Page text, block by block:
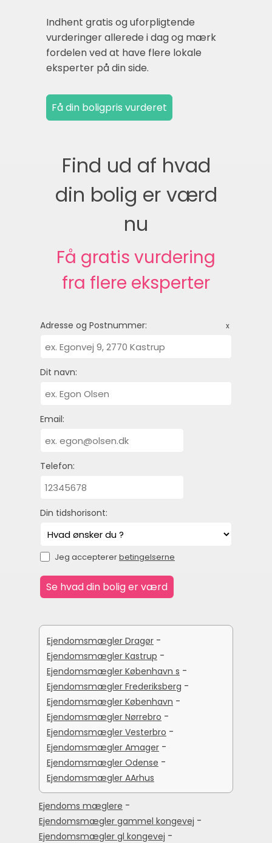
Indhent gratis og uforpligtende
vurderinger allerede i dag og mærk
fordelen ved at have flere lokale
eksperter på din side.
Find ud af hvad
din bolig er værd
nu
Få gratis vurdering
fra flere eksperter
Adresse og Postnummer: x
Dit navn:
Email:
Telefon:
Din tidshorisont:
Jeg acceptererbetingelserne
Ejendomsmægler Dragør -
Ejendomsmægler Kastrup -
Ejendomsmægler København s -
Ejendomsmægler Frederiksberg -
Ejendomsmægler København -
Ejendomsmægler Nørrebro -
Ejendomsmægler Vesterbro -
Ejendomsmægler Amager -
Ejendomsmægler Odense -
Ejendomsmægler AArhus
Ejendoms mæglere -
Ejendomsmægler gammel kongevej -
Ejendomsmægler gl kongevej -